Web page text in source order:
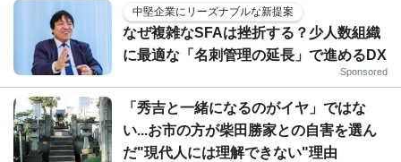
中堅企業にリーズナブルな新提案
なぜ複雑なSFAは挫折する？少人数組織
に最適な「名刺管理の延長」で進めるDX
Sponsored
「秀吉と一緒になるのがイヤ」ではな
い...お市の方が柴田勝家との自害を選ん
だ"現代人には理解できない"理由